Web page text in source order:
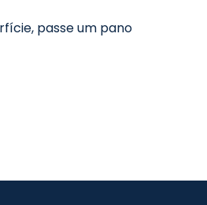
passe um pano